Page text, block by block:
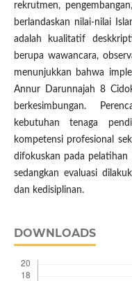
rekrutmen,
berlandaskan nilai-nilai
adalah kualitatif
berupa wawancara,
menunjukkan bahwa
Annur Darunnajah 8
berkesimbungan.
kebutuhan tenaga
kompetensi profesional
difokuskan pada pelatihan
sedangkan evaluasi
dan kedisiplinan.
DOWNLOADS